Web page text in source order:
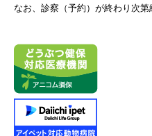
なお、診察（予約）が終わり次第